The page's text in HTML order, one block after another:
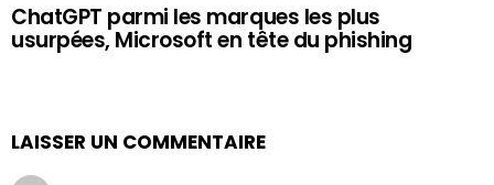
ChatGPT parmi les marques les plus
usurpées, Microsoft en tête du phishing
LAISSER UN COMMENTAIRE